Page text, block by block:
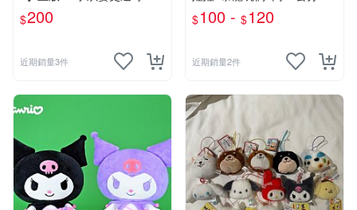
O01
$200
近期銷量3件
龍娃娃~侏儸紀世界~暴龍 暴
龍玩偶~生日/情人禮物~全省
$100 - $120
近期銷量2件